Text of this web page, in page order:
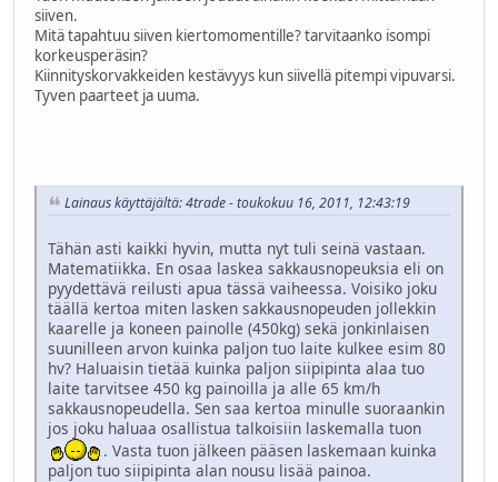
siiven.
Mitä tapahtuu siiven kiertomomentille? tarvitaanko isompi
korkeusperäsin?
Kiinnityskorvakkeiden kestävyys kun siivellä pitempi vipuvarsi.
Tyven paarteet ja uuma.
Lainaus käyttäjältä: 4trade - toukokuu 16, 2011, 12:43:19
Tähän asti kaikki hyvin, mutta nyt tuli seinä vastaan.
Matematiikka. En osaa laskea sakkausnopeuksia eli on
pyydettävä reilusti apua tässä vaiheessa. Voisiko joku
täällä kertoa miten lasken sakkausnopeuden jollekkin
kaarelle ja koneen painolle (450kg) sekä jonkinlaisen
suunilleen arvon kuinka paljon tuo laite kulkee esim 80
hv? Haluaisin tietää kuinka paljon siipipinta alaa tuo
laite tarvitsee 450 kg painoilla ja alle 65 km/h
sakkausnopeudella. Sen saa kertoa minulle suoraankin
jos joku haluaa osallistua talkoisiin laskemalla tuon
. Vasta tuon jälkeen pääsen laskemaan kuinka
paljon tuo siipipinta alan nousu lisää painoa.